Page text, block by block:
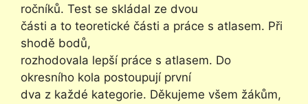
ročníků. Test se skládal ze dvou
části a to teoretické části a práce s atlasem. Při
shodě bodů,
rozhodovala lepší práce s atlasem. Do
okresního kola postoupují první
dva z každé kategorie. Děkujeme všem žákům,